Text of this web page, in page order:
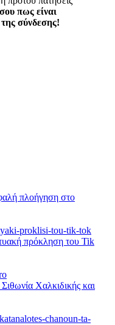
πως είναι
σύνδεσης!
πλοήγηση στο
πρόκληση του Tik
Χαλκιδικής και